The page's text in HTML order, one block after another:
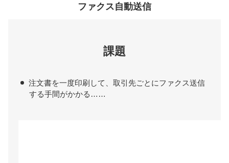
ファクス自動送信
課題
注文書を一度印刷して、取引先ごとにファクス送信
する手間がかかる……